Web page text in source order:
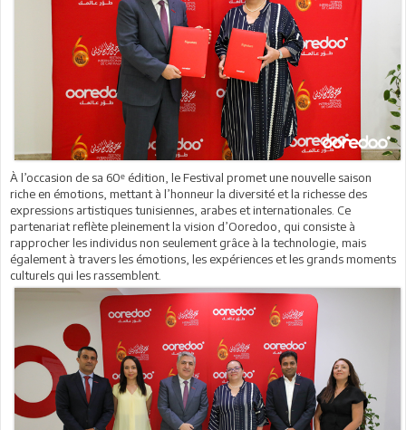
À l’occasion de sa 60ᵉ édition, le Festival promet une nouvelle saison
riche en émotions, mettant à l’honneur la diversité et la richesse des
expressions artistiques tunisiennes, arabes et internationales. Ce
partenariat reflète pleinement la vision d’Ooredoo, qui consiste à
rapprocher les individus non seulement grâce à la technologie, mais
également à travers les émotions, les expériences et les grands moments
culturels qui les rassemblent.